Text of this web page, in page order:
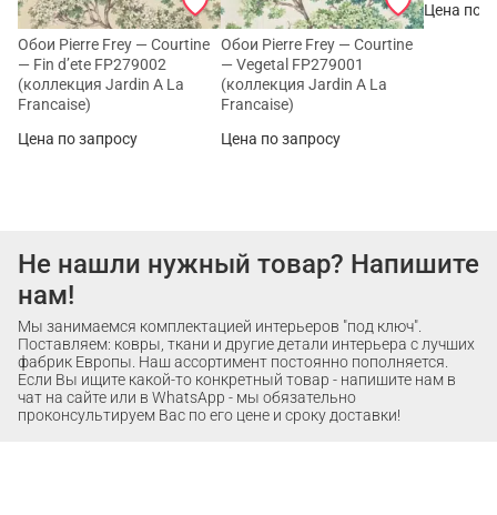
Обои Pierre Frey — Courtine
— Fin d’ete FP279002
(коллекция Jardin A La
Francaise)
Цена по запросу
Обои Pierre Frey — Courtine
— Vegetal FP279001
(коллекция Jardin A La
Francaise)
Цена по запросу
Цена по
Не нашли нужный товар? Напишите
нам!
Мы занимаемся комплектацией интерьеров "под ключ".
Поставляем: ковры, ткани и другие детали интерьера с лучших
фабрик Европы. Наш ассортимент постоянно пополняется.
Если Вы ищите какой-то конкретный товар - напишите нам в
чат на сайте или в WhatsApp - мы обязательно
проконсультируем Вас по его цене и сроку доставки!